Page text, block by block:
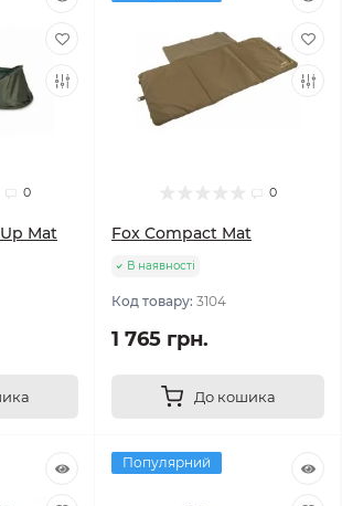
0
Mat
0
Fox Compact Mat
В наявності
Код товару: 3104
1 765 грн.
До кошика
Популярний